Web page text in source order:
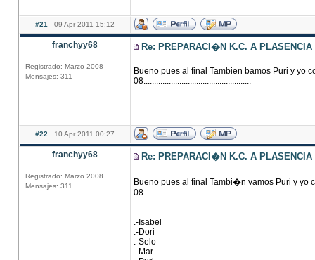
#21 09 Apr 2011 15:12
franchyy68
Registrado: Marzo 2008
Mensajes: 311
Re: PREPARACI�N K.C. A PLASENCIA
Bueno pues al final Tambien bamos Puri y yo
08...................................................
#22 10 Apr 2011 00:27
franchyy68
Registrado: Marzo 2008
Mensajes: 311
Re: PREPARACI�N K.C. A PLASENCIA
Bueno pues al final Tambi�n vamos Puri y yo
08...................................................
.-Isabel
.-Dori
.-Selo
.-Mar